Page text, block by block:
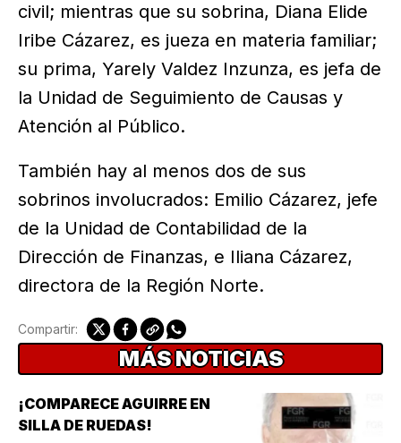
civil; mientras que su sobrina, Diana Elide
Iribe Cázarez, es jueza en materia familiar;
su prima, Yarely Valdez Inzunza, es jefa de
la Unidad de Seguimiento de Causas y
Atención al Público.
También hay al menos dos de sus
sobrinos involucrados: Emilio Cázarez, jefe
de la Unidad de Contabilidad de la
Dirección de Finanzas, e Iliana Cázarez,
directora de la Región Norte.
Compartir:
MÁS NOTICIAS
¡COMPARECE AGUIRRE EN
SILLA DE RUEDAS!